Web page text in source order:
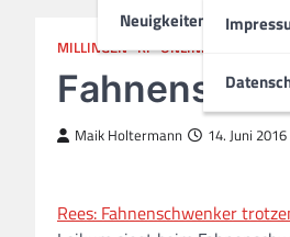
Neuigkeiten
MILLINGEN RP-ONLINE EMMERICH
Maik Holtermann 14. Juni 2016
Rees: Fahnenschwenker